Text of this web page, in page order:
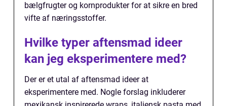
bælgfrugter og kornprodukter for at sikre en bred
vifte af næringsstoffer.
Hvilke typer aftensmad ideer
kan jeg eksperimentere med?
Der er et utal af aftensmad ideer at
eksperimentere med. Nogle forslag inkluderer